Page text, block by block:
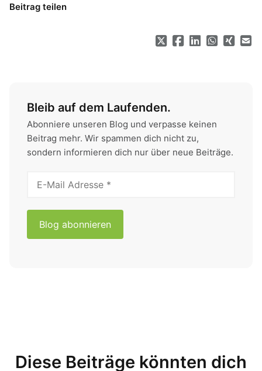
Beitrag teilen
Bleib auf dem Laufenden.
Abonniere unseren Blog und verpasse keinen
Beitrag mehr. Wir spammen dich nicht zu,
sondern informieren dich nur über neue Beiträge.
Diese Beiträge könnten dich